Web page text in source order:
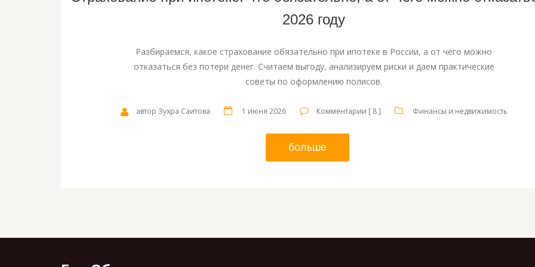
2026 году
Разбираемся, какое страхование обязательно при ипотеке в России, а от чего можно
отказаться без потери денег. Считаем выгоду, анализируем риски и даем практические
советы по оформлению полисов.
автор Зухра Саитова 1 июня 2026 Комментарии [ 8 ] Финансы и недвижимость
больше